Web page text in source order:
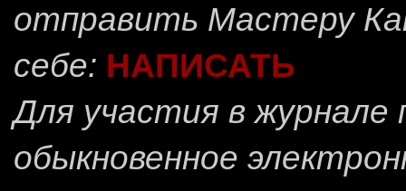
отправить Мастеру
себе: НАПИСАТЬ
Для участия в
обыкновенное